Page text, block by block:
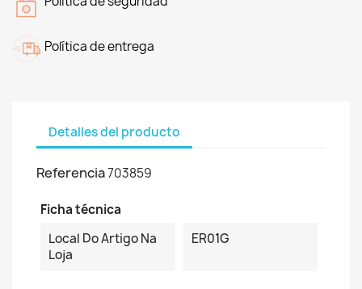
Política de entrega
Detalles del producto
Referencia703859
Ficha técnica
Local Do Artigo Na
Loja
ER01G